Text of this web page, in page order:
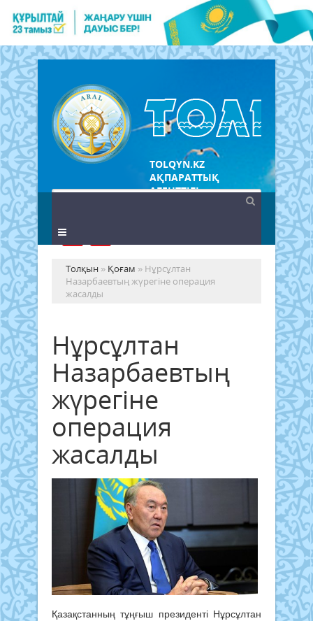
TOLQYN.KZ
АҚПАРАТТЫҚ
АГЕНТТІГІ
Толқын » Қоғам » Нұрсұлтан
Назарбаевтың жүрегіне операция
жасалды
Нұрсұлтан
Назарбаевтың
жүрегіне
операция
жасалды
Қазақстанның тұңғыш президенті Нұрсұлтан